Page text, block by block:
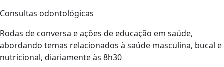
Consultas odontológicas
Rodas de conversa e ações de educação em saúde,
abordando temas relacionados à saúde masculina, bucal e
nutricional, diariamente às 8h30